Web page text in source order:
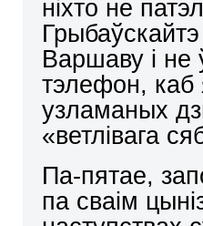
ніхто не
Варшаву і не
тэлефон, каб
узламаных
«ветлівага
Па-пятае,
па сваім